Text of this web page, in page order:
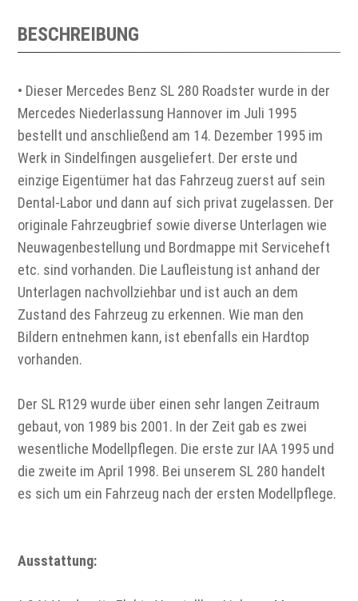
BESCHREIBUNG
• Dieser Mercedes Benz SL 280 Roadster wurde in der
Mercedes Niederlassung Hannover im Juli 1995
bestellt und anschließend am 14. Dezember 1995 im
Werk in Sindelfingen ausgeliefert. Der erste und
einzige Eigentümer hat das Fahrzeug zuerst auf sein
Dental-Labor und dann auf sich privat zugelassen. Der
originale Fahrzeugbrief sowie diverse Unterlagen wie
Neuwagenbestellung und Bordmappe mit Serviceheft
etc. sind vorhanden. Die Laufleistung ist anhand der
Unterlagen nachvollziehbar und ist auch an dem
Zustand des Fahrzeug zu erkennen. Wie man den
Bildern entnehmen kann, ist ebenfalls ein Hardtop
vorhanden.
Der SL R129 wurde über einen sehr langen Zeitraum
gebaut, von 1989 bis 2001. In der Zeit gab es zwei
wesentliche Modellpflegen. Die erste zur IAA 1995 und
die zweite im April 1998. Bei unserem SL 280 handelt
es sich um ein Fahrzeug nach der ersten Modellpflege.
Ausstattung: